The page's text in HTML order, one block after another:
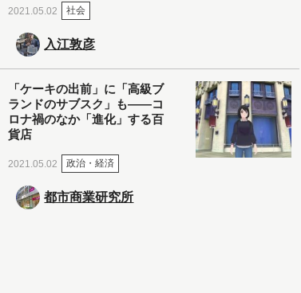
2021.05.02 社会
入江敦彦
「ケーキの出前」に「高級ブ
ランドのサブスク」も――コ
ロナ禍のなか「進化」する百
貨店
2021.05.02 政治・経済
都市商業研究所